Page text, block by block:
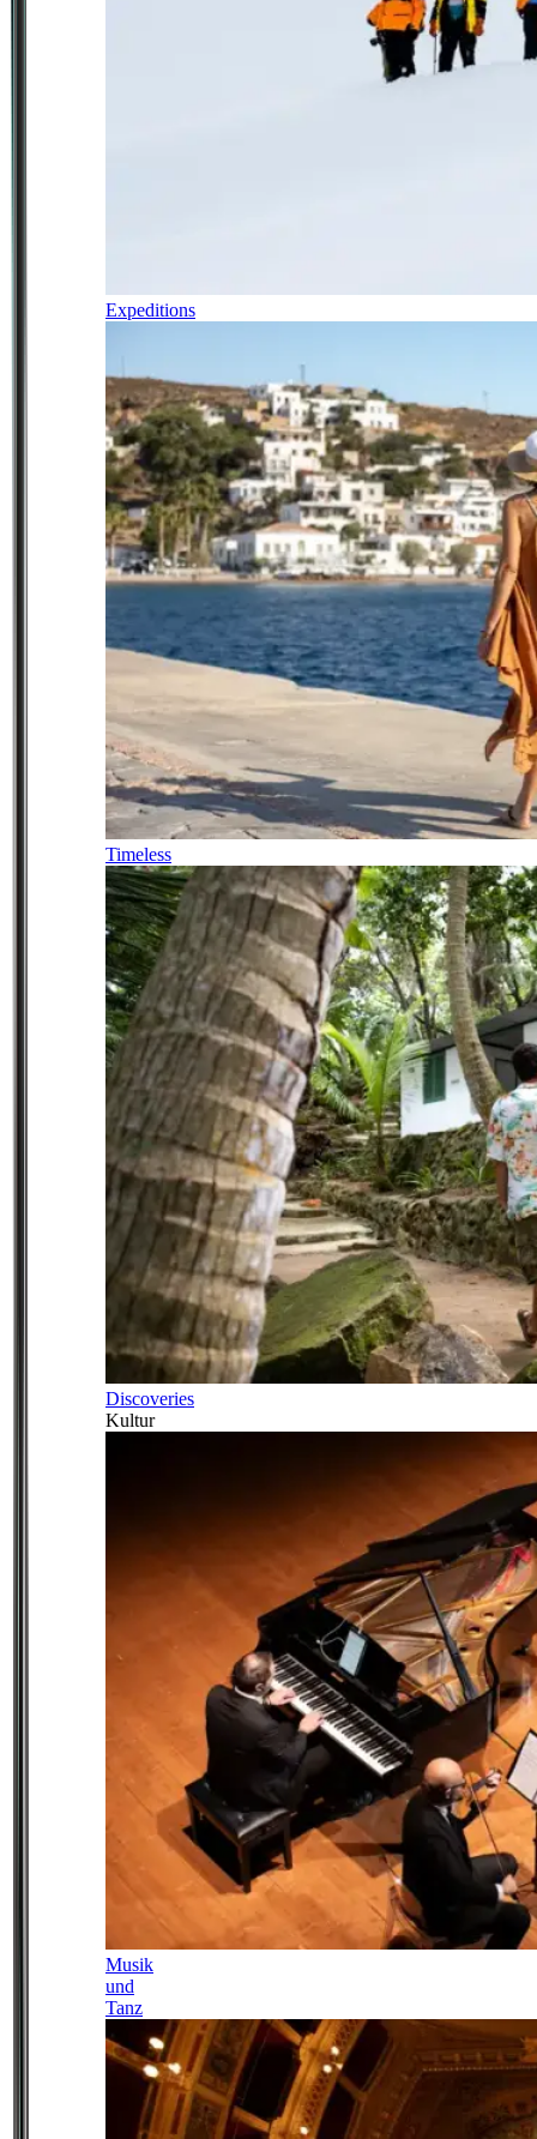
Expeditions
Timeless
Discoveries
Kultur
Musik
und
Tanz